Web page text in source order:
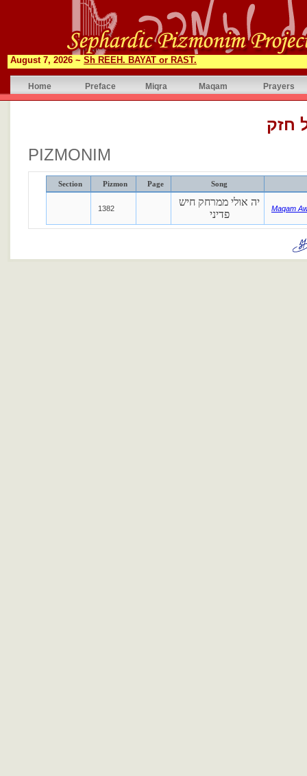
August 7, 2026 ~ Sh REEH. BAYAT or RAST.
Home Preface Miqra Maqam Prayers
חזק
PIZMONIM
Section Pizmon Page Song
1382
יה אולי ממרחק חיש
פדיני
Maqam